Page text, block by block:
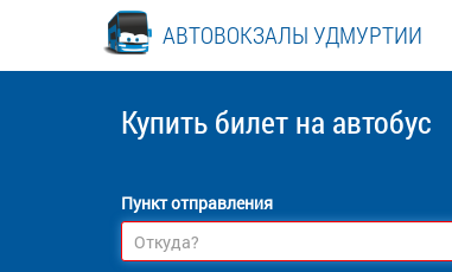
АВТОВОКЗАЛЫ УДМУРТИИ
Купить билет на автобус
Пункт отправления